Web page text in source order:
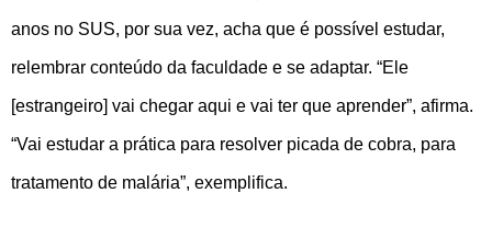
anos no SUS, por sua vez, acha que é possível estudar,
relembrar conteúdo da faculdade e se adaptar. “Ele
[estrangeiro] vai chegar aqui e vai ter que aprender”, afirma.
“Vai estudar a prática para resolver picada de cobra, para
tratamento de malária”, exemplifica.